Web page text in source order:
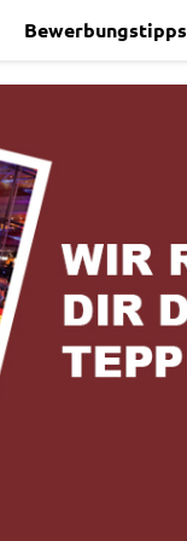
Bewerbungstipps